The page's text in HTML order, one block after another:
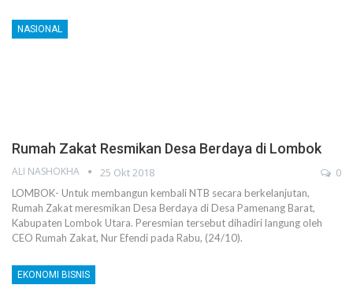
NASIONAL
Rumah Zakat Resmikan Desa Berdaya di Lombok
ALI NASHOKHA 25 Okt 2018 0
LOMBOK- Untuk membangun kembali NTB secara berkelanjutan,
Rumah Zakat meresmikan Desa Berdaya di Desa Pamenang Barat,
Kabupaten Lombok Utara. Peresmian tersebut dihadiri langung oleh
CEO Rumah Zakat, Nur Efendi pada Rabu, (24/10).
EKONOMI BISNIS